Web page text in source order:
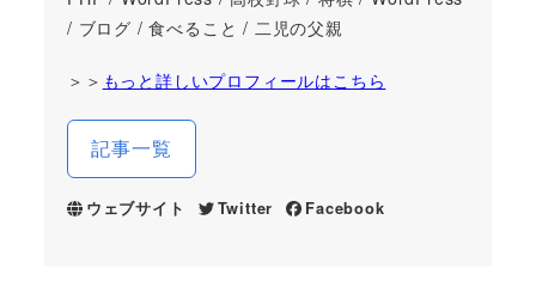
/ ブログ / 食べること / 二児の父親
＞＞ もっと詳しいプロフィールはこちら
記事一覧
ウェブサイト Twitter Facebook